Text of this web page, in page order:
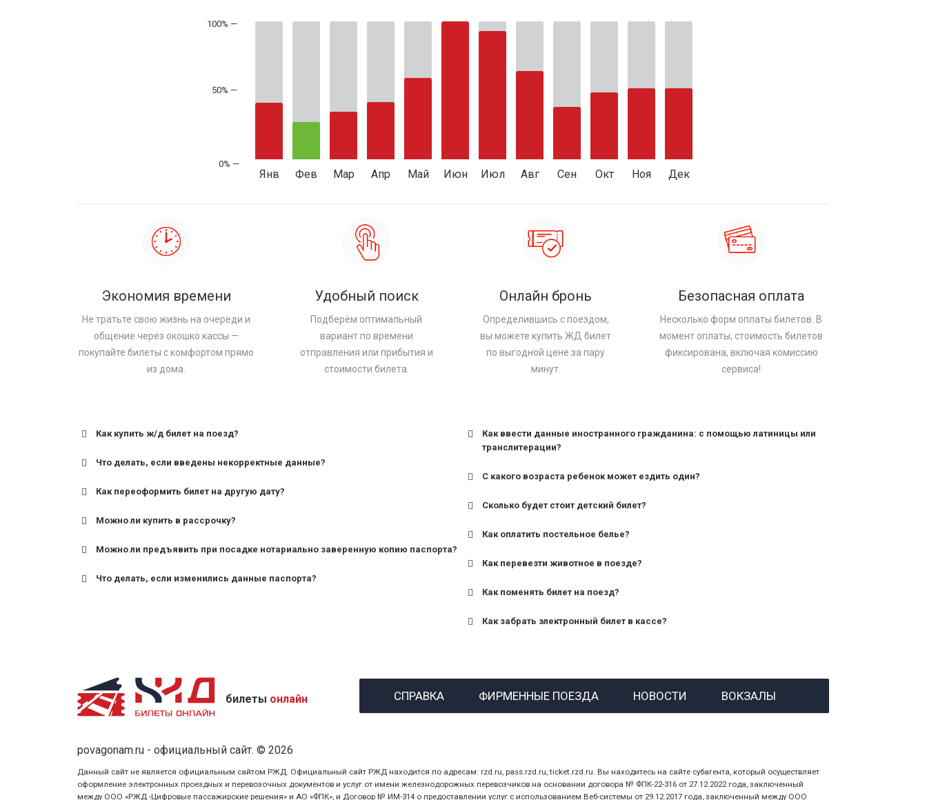
50% —
Янв Фев Мар Апр Май Июн Июл Авг Сен Окт Ноя Дек
Экономия времени
Не тратьте свою жизнь на очереди и
общение через окошко кассы —
покупайте билеты с комфортом прямо
из дома.
Удобный поиск
Подберём оптимальный
вариант по времени
отправления или прибытия и
стоимости билета.
Онлайн бронь
Определившись с поездом,
вы можете купить ЖД билет
по выгодной цене за пару
минут.
Безопасная оплата
Несколько форм оплаты билетов. В
момент оплаты, стоимость билетов
фиксирована, включая комиссию
сервиса!
Как купить ж/д билет на поезд?
Что делать, если введены некорректные данные?
Как переоформить билет на другую дату?
Можно ли купить в рассрочку?
Можно ли предъявить при посадке нотариально заверенную копию паспорта?
Что делать, если изменились данные паспорта?
Как ввести данные иностранного гражданина: с помощью латиницы или
транслитерации?
С какого возраста ребенок может ездить один?
для поездов дальнего следования — от 10 лет и старше;
Сколько будет стоит детский билет?
Как оплатить постельное белье?
Как перевезти животное в поезде?
Как поменять билет на поезд?
Как забрать электронный билет в кассе?
назвав кассиру 14-значный номер заказа;
билеты онлайн СПРАВКА ФИРМЕННЫЕ ПОЕЗДА НОВОСТИ ВОКЗАЛЫ
povagonam.ru - официальный сайт. © 2026
Данный сайт не является официальным сайтом РЖД. Официальный сайт РЖД находится по адресам: rzd.ru, pass.rzd.ru, ticket.rzd.ru. Вы находитесь на сайте субагента, который осуществляет
оформление электронных проездных и перевозочных документов и услуг от имени железнодорожных перевозчиков на основании договора № ФПК-22-316 от 27.12.2022 года, заключенный
между ООО «РЖД -Цифровые пассажирские решения» и АО «ФПК», и Договор № ИМ-314 о предоставлении услуг с использованием Веб-системы от 29.12.2017 года, заключенный между ООО